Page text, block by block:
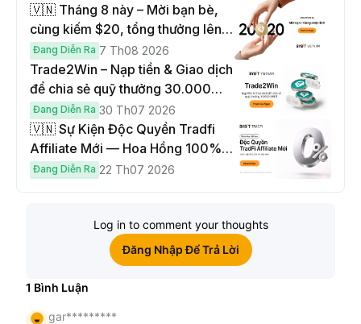
🇻🇳 Tháng 8 này – Mời bạn bè,
cùng kiếm $20, tổng thưởng lên
đến $1,000
Đang Diễn Ra 7 Th08 2026
Trade2Win – Nạp tiền & Giao dịch
để chia sẻ quỹ thưởng 30.000
USDT
Đang Diễn Ra 30 Th07 2026
🇻🇳 Sự Kiện Độc Quyền Tradfi
Affiliate Mới — Hoa Hồng 100% &
Hoàn Phí Qua Đêm
Đang Diễn Ra 22 Th07 2026
Log in to comment your thoughts
Đăng Nhập Để Trả Lời
1 Bình Luận
gar*********